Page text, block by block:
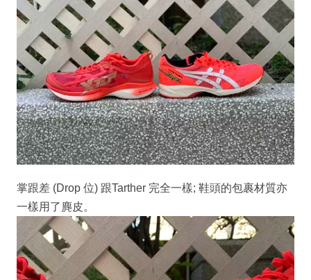
掌跟差 (Drop 位) 跟Tarther 完全一樣; 鞋頭的包裹材質亦
一樣用了麂皮。